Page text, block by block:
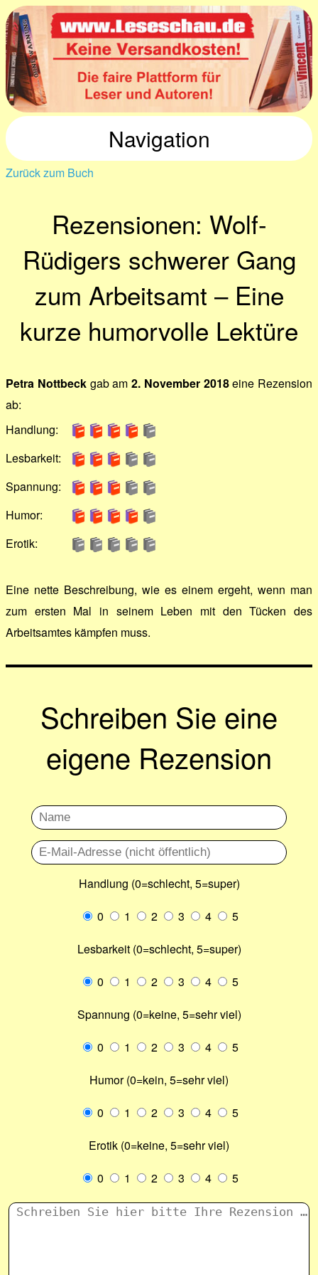
Navigation
Zurück zum Buch
Rezensionen: Wolf-
Rüdigers schwerer Gang
zum Arbeitsamt – Eine
kurze humorvolle Lektüre
Petra Nottbeckgab am 2. November 2018eine Rezension
ab:
Handlung:
Lesbarkeit:
Spannung:
Humor:
Erotik:
Eine nette Beschreibung, wie es einem ergeht, wenn man
zum ersten Mal in seinem Leben mit den Tücken des
Arbeitsamtes kämpfen muss.
Schreiben Sie eine
eigene Rezension
Handlung (0=schlecht, 5=super)
0
1 2 3 4
5
Lesbarkeit (0=schlecht, 5=super)
0
1 2 3 4
5
Spannung (0=keine, 5=sehr viel)
0
1 2 3 4
5
Humor (0=kein, 5=sehr viel)
0
1 2 3 4
5
Erotik (0=keine, 5=sehr viel)
0
1 2 3 4 5